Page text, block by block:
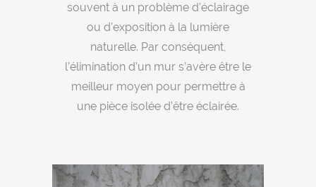
souvent à un problème d’éclairage
ou d’exposition à la lumière
naturelle. Par conséquent,
l’élimination d’un mur s’avère être le
meilleur moyen pour permettre à
une pièce isolée d’être éclairée.